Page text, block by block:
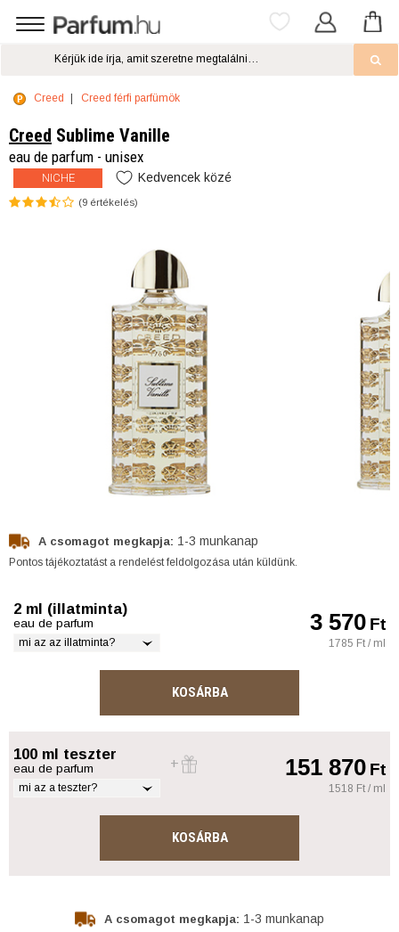
Creed Creed férfi parfümök
Creed Sublime Vanille
eau de parfum - unisex
NICHE Kedvencek közé
(9 értékelés)
A csomagot megkapja: 1-3 munkanap
Pontos tájékoztatást a rendelést feldolgozása után küldünk.
2 ml (illatminta)
eau de parfum
mi az az illatminta?
3 570Ft
1785 Ft / ml
KOSÁRBA
100 ml teszter
eau de parfum
mi az a teszter?
151 870Ft
1518 Ft / ml
KOSÁRBA
A csomagot megkapja: 1-3 munkanap